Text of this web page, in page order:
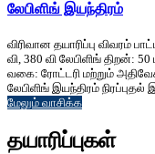
லேபிளிங் இயந்திரம்
விரிவான தயாரிப்பு விவரம்
வி, 380 வி லேபிளிங் திறன்: 50
வகை: ரோட்டரி மற்றும்
லேபிளிங் இயந்திரம் நிரப்புதல்
மேலும் வாசிக்க
தயாரிப்புகள்